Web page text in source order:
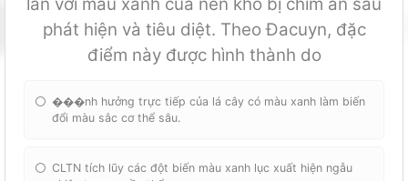
phát hiện và tiêu diệt. Theo Đacuyn, đặc
điểm này được hình thành do
���nh hưởng trực tiếp của lá cây có màu xanh làm biến
đổi màu sắc cơ thể sâu.
CLTN tích lũy các đột biến màu xanh lục xuất hiện ngẫu